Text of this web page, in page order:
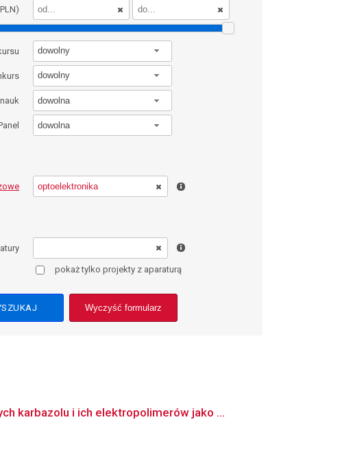
dowolny
dowolny
dowolna
dowolna
pokaż tylko projekty z aparaturą
Wyczyść formularz
karbazolu i ich elektropolimerów jako ...